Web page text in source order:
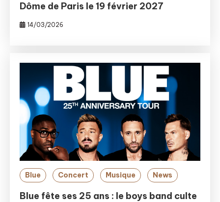
Dôme de Paris le 19 février 2027
14/03/2026
Blue Concert Musique News
Blue fête ses 25 ans : le boys band culte